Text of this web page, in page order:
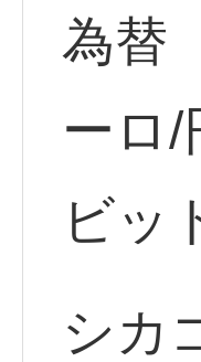
為替
ーロ/
ビッ
シ